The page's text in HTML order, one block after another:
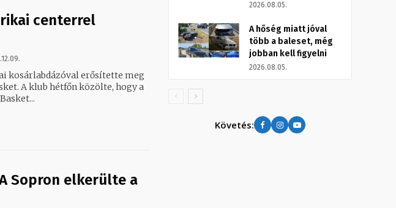
centerrel
kosárlabdázóval erősítette meg
a
Sopron elkerülte a
2026.08.05.
A hőség miatt jóval
több a baleset, még
jobban kell figyelni
2026.08.05.
Követés: